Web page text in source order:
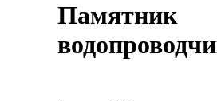
Памятник